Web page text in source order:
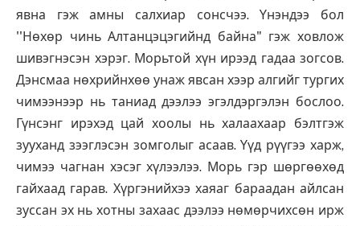
явна гэж амны салхиар сонсчээ. Yнэндээ бол
''Нөхөр чинь Алтанцэцэгийнд байна" гэж ховлож
шивэгнэсэн хэрэг. Морьтой хүн ирээд гадаа зогсов.
Дэнсмаа нөхрийнхөө унаж явсан хээр алгийг тургих
чимээнээр нь таниад дээлээ эгэлдэргэлэн бослоо.
Гүнсэнг ирэхэд цай хоолы нь халаахаар бэлтгэж
зууханд зээглэсэн зомголыг асаав. Yүд рүүгээ харж,
чимээ чагнан хэсэг хүлээлээ. Морь гэр шөргөөхөд
гайхаад гарав. Хүргэнийхээ хаяаг бараадан айлсан
зуссан эх нь хотны захаас дээлээ нөмөрчихсөн ирж